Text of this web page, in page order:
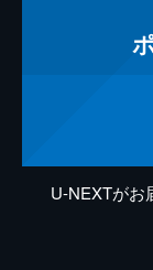
U-NEXTがお